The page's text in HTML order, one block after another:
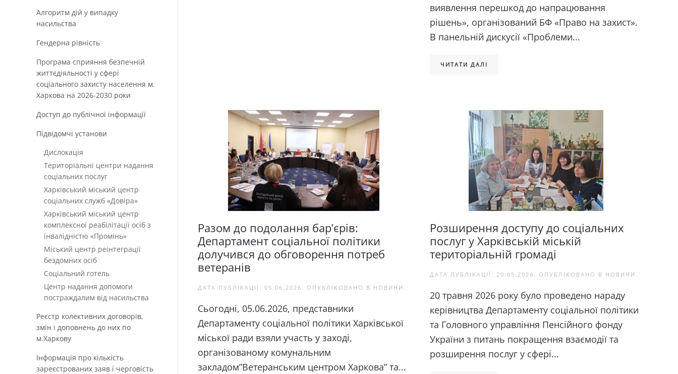
виявлення перешкод до напрацювання
рішень», організований БФ «Право на захист».
В панельній дискусії «Проблеми...
ЧИТАТИ ДАЛІ
Разом до подолання бар’єрів:
Департамент соціальної політики
долучився до обговорення потреб
ветеранів
ДАТА ПУБЛІКАЦІЇ: 05.06.2026 . ОПУБЛІКОВАНО В НОВИНИ .
Сьогодні, 05.06.2026, представники
Департаменту соціальної політики Харківської
міської ради взяли участь у заході,
організованому комунальним
закладом”Ветеранським центром Харкова” та...
Розширення доступу до соціальних
послуг у Харківській міській
територіальній громаді
ДАТА ПУБЛІКАЦІЇ: 20.05.2026 . ОПУБЛІКОВАНО В НОВИНИ .
20 травня 2026 року було проведено нараду
керівництва Департаменту соціальної політики
та Головного управління Пенсійного фонду
України з питань покращення взаємодії та
розширення послуг у сфері...
Алгоритм дій у випадку
насильства
Гендерна рівність
Програма сприяння безпечній
життєдіяльності у сфері
соціального захисту населення м.
Харкова на 2026-2030 роки
Доступ до публічної інформації
Підвідомчі установи
Дислокація
Територіальні центри надання
соціальних послуг
Харківський міський центр
соціальних служб «Довіра»
Харківський міський центр
комплексної реабілітації осіб з
інвалідністю «Промінь»
Міський центр реінтеграції
бездомних осіб
Соціальний готель
Центр надання допомоги
постраждалим від насильства
Реєстр колективних договорів,
змін і доповнень до них по
м.Харкову
Інформація про кількість
зареєстрованих заяв і черговість